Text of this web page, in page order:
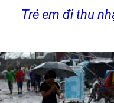
Trẻ em đi thu